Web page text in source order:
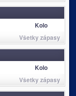
Kolo
Všetky zápasy
Kolo
Všetky zápasy